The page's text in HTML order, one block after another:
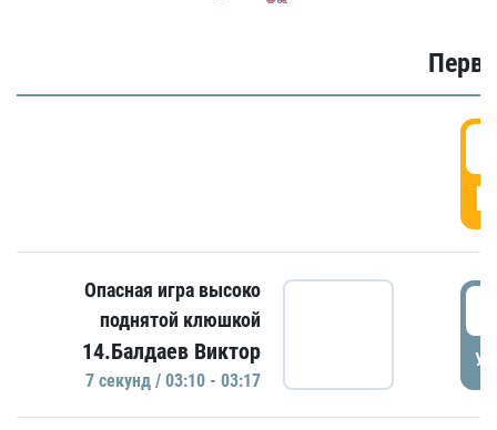
Опасная игра высоко
поднятой клюшкой
14.Балдаев Виктор
7 секунд / 03:10 - 03:17